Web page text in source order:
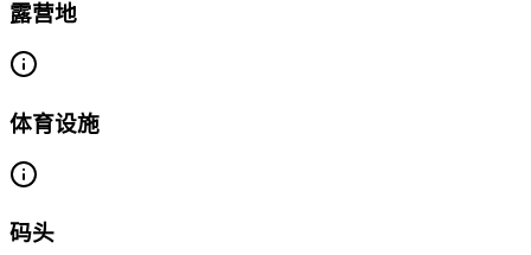
露营地
体育设施
码头